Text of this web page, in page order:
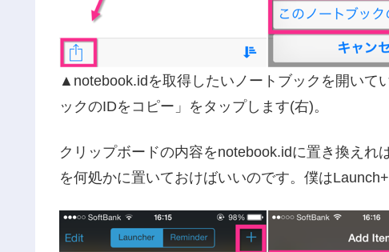
▲notebook.idを取得したいノートブックを開いて
ックのIDをコピー」をタップします(右)。
クリップボードの内容をnotebook.idに置き換えれ
を何処かに置いておけばいいのです。僕は